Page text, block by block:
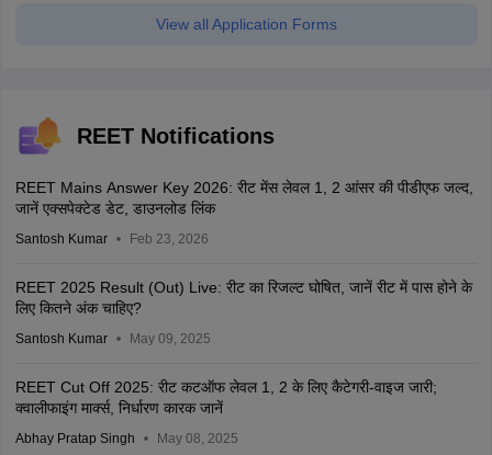
View all Application Forms
REET Notifications
REET Mains Answer Key 2026: रीट मेंस लेवल 1, 2 आंसर की पीडीएफ जल्द,
जानें एक्सपेक्टेड डेट, डाउनलोड लिंक
Santosh Kumar Feb 23, 2026
REET 2025 Result (Out) Live: रीट का रिजल्ट घोषित, जानें रीट में पास होने के
लिए कितने अंक चाहिए?
Santosh Kumar May 09, 2025
REET Cut Off 2025: रीट कटऑफ लेवल 1, 2 के लिए कैटेगरी-वाइज जारी;
क्वालीफाइंग मार्क्स, निर्धारण कारक जानें
Abhay Pratap Singh May 08, 2025